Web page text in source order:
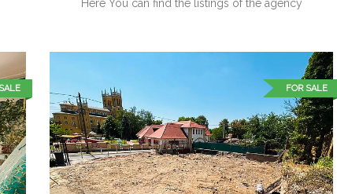
Here You can find the listings of the agency
FOR SALE